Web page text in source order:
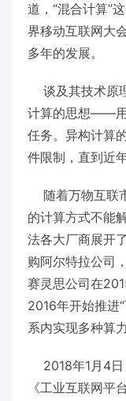
道，“混合计算”
界移动互联网大
多年的发展。
谈及其技术原
计算的思想——用
任务。异构计算
件限制，直到近
随着万物互联
的计算方式不能
法各大厂商展开
购阿尔特拉公司
赛灵思公司在
2016年开始推进
系内实现多种算
2018年1月4日
《工业互联网平